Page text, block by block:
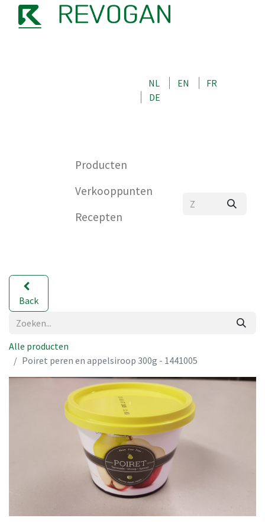
NL EN
FR
DE
Producten
Verkooppunten
Recepten
Back
Alle producten
Poiret peren en appelsiroop 300g - 1441005